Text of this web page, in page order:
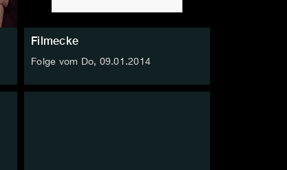
Filmecke
Folge vom Do, 09.01.2014